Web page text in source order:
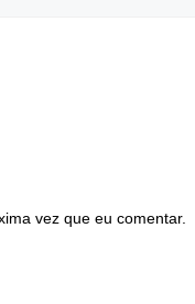
vez que eu comentar.